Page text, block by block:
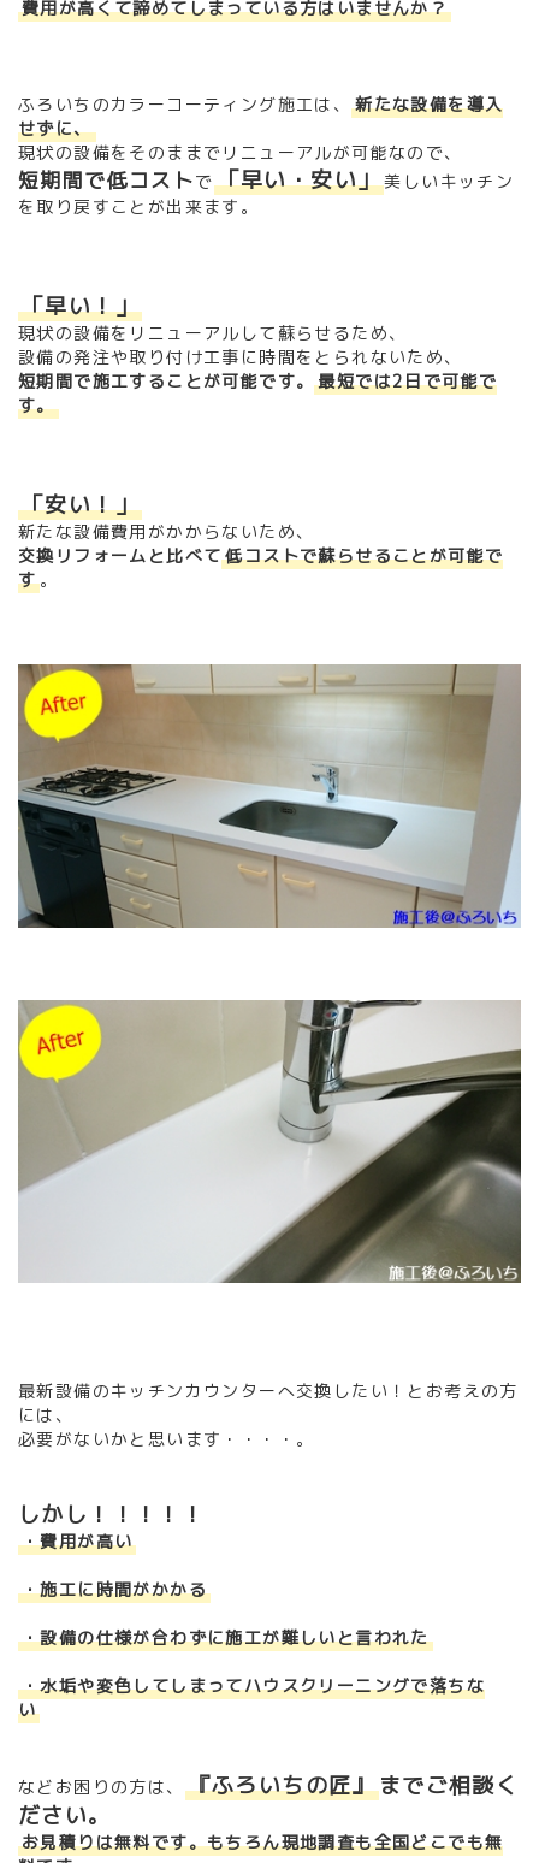
費用が高くて諦めてしまっている方はいませんか？
ふろいちのカラーコーティング施工は、新たな設備を導入
せずに、
現状の設備をそのままでリニューアルが可能なので、
短期間で低コストで 「早い・安い」美しいキッチン
を取り戻すことが出来ます。
「早い！」
現状の設備をリニューアルして蘇らせるため、
設備の発注や取り付け工事に時間をとられないため、
短期間で施工することが可能です。最短では2日で可能で
す。
「安い！」
新たな設備費用がかからないため、
交換リフォームと比べて低コストで蘇らせることが可能で
す。
最新設備のキッチンカウンターへ交換したい！とお考えの方
には、
必要がないかと思います・・・・。
しかし！！！！！
・費用が高い
・施工に時間がかかる
・設備の仕様が合わずに施工が難しいと言われた
・水垢や変色してしまってハウスクリーニングで落ちな
い
などお困りの方は、 『ふろいちの匠』までご相談く
ださい。
お見積りは無料です。もちろん現地調査も全国どこでも無